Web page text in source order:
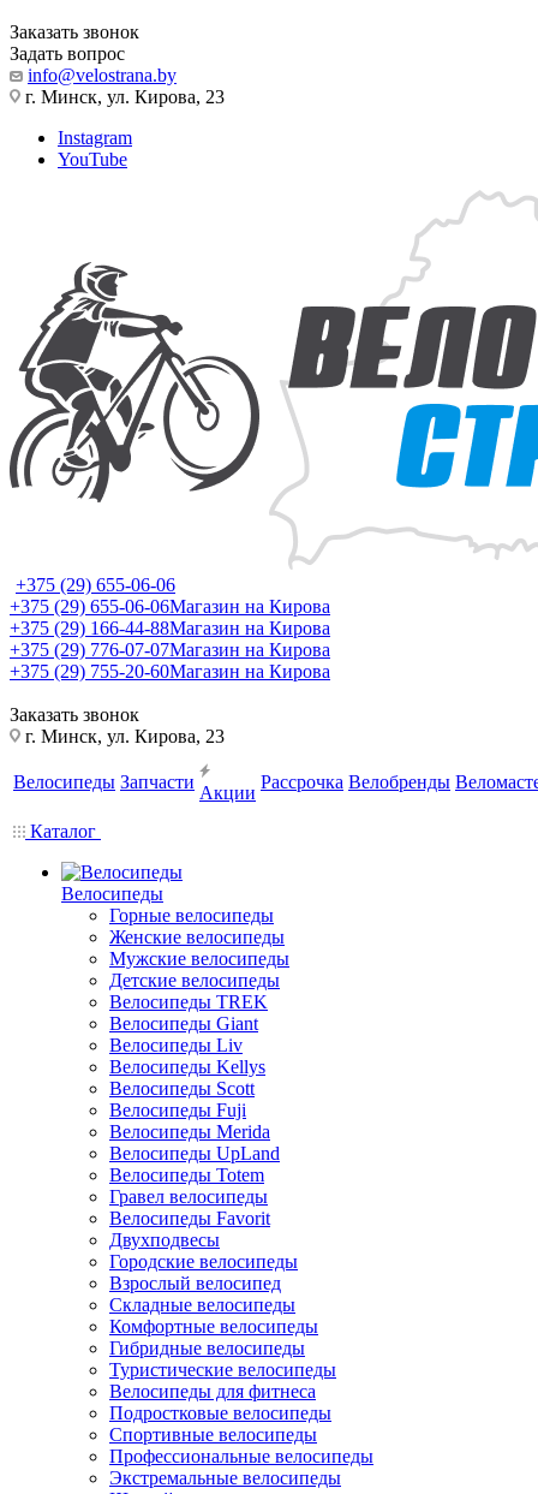
Заказать звонок
Задать вопрос
info@velostrana.by
г. Минск, ул. Кирова, 23
Instagram
YouTube
+375 (29) 655-06-06
+375 (29) 655-06-06Магазин на Кирова
+375 (29) 166-44-88Магазин на Кирова
+375 (29) 776-07-07Магазин на Кирова
+375 (29) 755-20-60Магазин на Кирова
Заказать звонок
г. Минск, ул. Кирова, 23
Велосипеды Запчасти
Акции
Рассрочка Велобренды
Каталог
Велосипеды
Горные велосипеды
Женские велосипеды
Мужские велосипеды
Детские велосипеды
Велосипеды TREK
Велосипеды Giant
Велосипеды Liv
Велосипеды Kellys
Велосипеды Scott
Велосипеды Fuji
Велосипеды Merida
Велосипеды UpLand
Велосипеды Totem
Гравел велосипеды
Велосипеды Favorit
Двухподвесы
Городские велосипеды
Взрослый велосипед
Складные велосипеды
Комфортные велосипеды
Гибридные велосипеды
Туристические велосипеды
Велосипеды для фитнеса
Подростковые велосипеды
Спортивные велосипеды
Профессиональные велосипеды
Экстремальные велосипеды